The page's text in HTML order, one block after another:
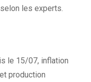
les experts.
le 15/07, inflation
production